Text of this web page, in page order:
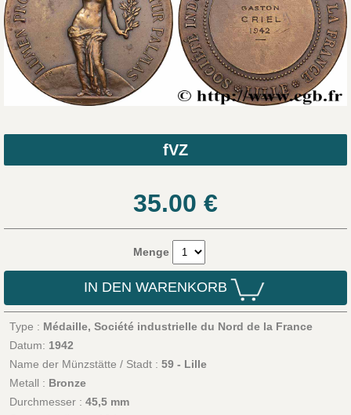
fVZ
35.00 €
Menge
IN DEN WARENKORB
Type : Médaille, Société industrielle du Nord de la France
Datum: 1942
Name der Münzstätte / Stadt : 59 - Lille
Metall : Bronze
Durchmesser : 45,5 mm